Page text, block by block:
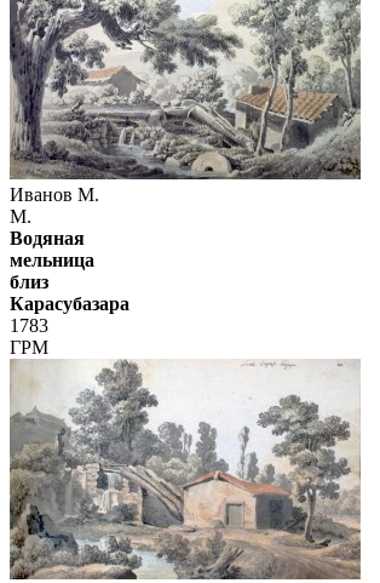
Иванов М.
М.
Водяная
мельница
близ
Карасубазара
1783
ГРМ